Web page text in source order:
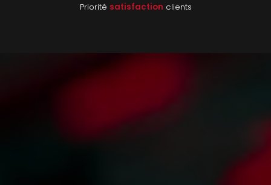
Priorité satisfaction clients